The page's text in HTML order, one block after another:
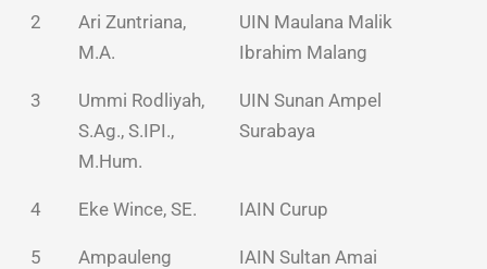
2
Ari Zuntriana,
M.A.
UIN Maulana Malik
Ibrahim Malang
3
Ummi Rodliyah,
S.Ag., S.IPI.,
M.Hum.
UIN Sunan Ampel
Surabaya
4 Eke Wince, SE. IAIN Curup
5
Ampauleng
IAIN Sultan Amai